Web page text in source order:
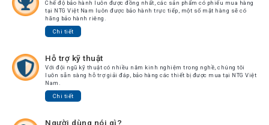
HỖ
Đặt
Hàng
Online
Chế độ bảo hành luôn được đồng nhất, các sản phẩm có phiếu mua hàng
tại NTG Việt Nam luôn được bảo hành trực tiếp, một số mặt hàng sẽ có
hãng bảo hành riêng.
Chi tiết
Hỗ trợ kỹ thuật
Với đội ngũ kỹ thuật có nhiều năm kinh nghiệm trong nghề, chúng tôi
luôn sẵn sàng hỗ trợ giải đáp, bảo hàng các thiết bị được mua tại NTG Việt
Nam.
Chi tiết
Người dùng nói gì?